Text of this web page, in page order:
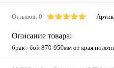
Отзывов: 0
Описание товара:
брак - бой 870-950мм от края